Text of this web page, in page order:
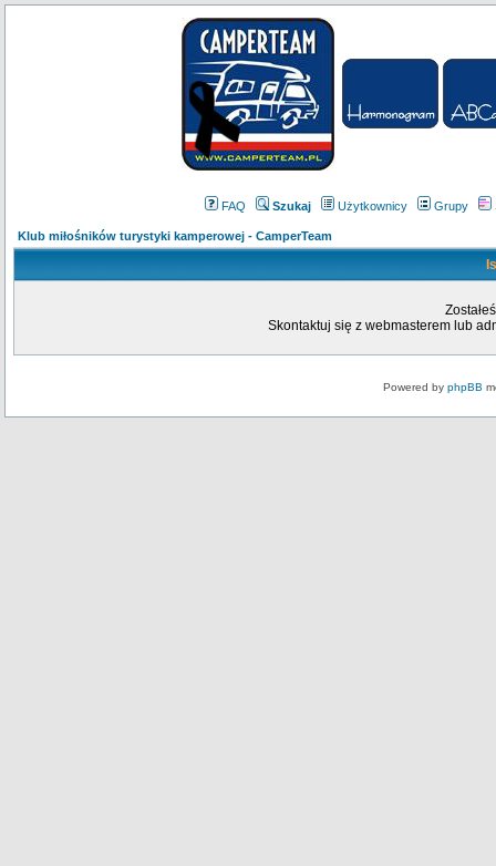
FAQ Szukaj Użytkownicy Grupy
Klub miłośników turystyki kamperowej - CamperTeam
Skontaktuj się z webmasterem lub
Powered by phpBB